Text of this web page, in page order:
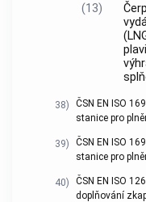
(13)
38)
ČSN EN ISO
stanice pro
39)
ČSN EN ISO
stanice pro
40)
ČSN EN ISO
doplňování